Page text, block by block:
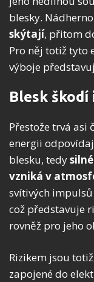
blesky.
skýtají, přitom
Pro něj totiž tyto
výboje
Blesk škodí
Přestože trvá asi
energii
blesku, tedy
vzniká v
svítivých
což představuje
rovněž pro jeho
Rizikem jsou
zapojené do